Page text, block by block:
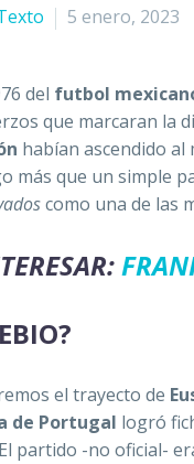
5 enero, 2023
del futbol
que marcaran la
habían ascendido
más que un simple
como una de las
el trayecto de
de Portugal logró
partido -no oficial-